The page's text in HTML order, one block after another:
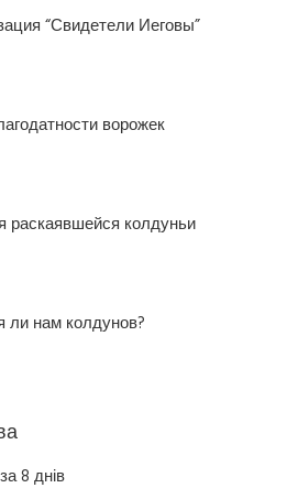
“Свидетели Иеговы”
ворожек
раскаявшейся колдуньи
ли нам колдунов?
8 днів